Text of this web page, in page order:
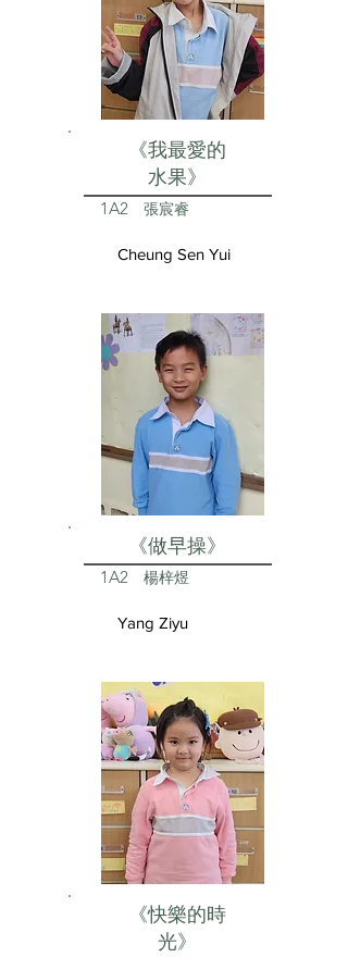
《我最愛的
水果》
1A2 張宸睿
Cheung Sen Yui
《做早操》
1A2 楊梓煜
Yang Ziyu
《快樂的時
光》